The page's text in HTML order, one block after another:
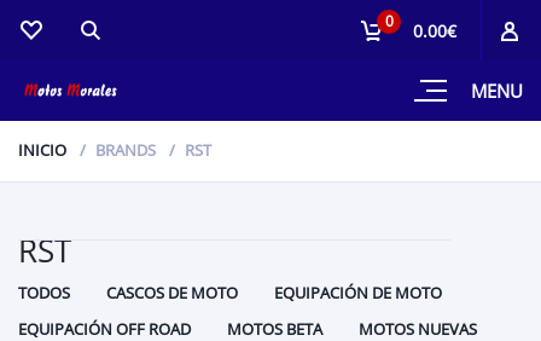
MENU
0 0.00€
INICIO BRANDS RST
RST
TODOS CASCOS DE MOTO
EQUIPACIÓN DE MOTO
EQUIPACIÓN OFF ROAD
MOTOS BETA
MOTOS NUEVAS